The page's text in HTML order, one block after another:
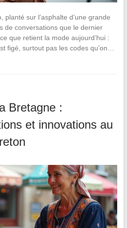
planté sur l’asphalte d’une grande
de conversations que le dernier
que retient la mode aujourd’hui :
figé, surtout pas les codes qu’on…
Bretagne :
et innovations au